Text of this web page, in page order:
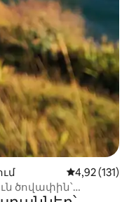
Միջին
4,92 (131)
ծովափին՝